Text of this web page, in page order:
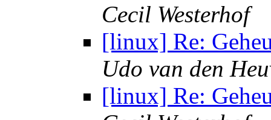
Cecil Westerhof
[linux] Re:
Udo van den
[linux] Re: